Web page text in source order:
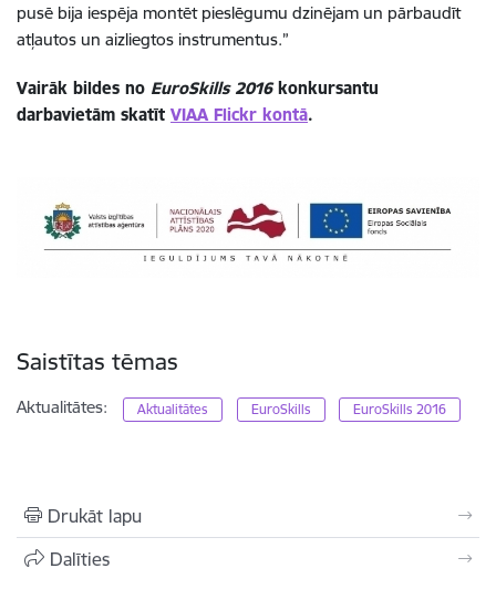
pusē bija iespēja montēt pieslēgumu dzinējam un pārbaudīt
atļautos un aizliegtos instrumentus.”
Vairāk bildes no EuroSkills 2016konkursantu
darbavietām skatīt VIAA Flickr kontā.
Saistītas tēmas
Aktualitātes: Aktualitātes EuroSkills EuroSkills 2016
Drukāt lapu
Dalīties